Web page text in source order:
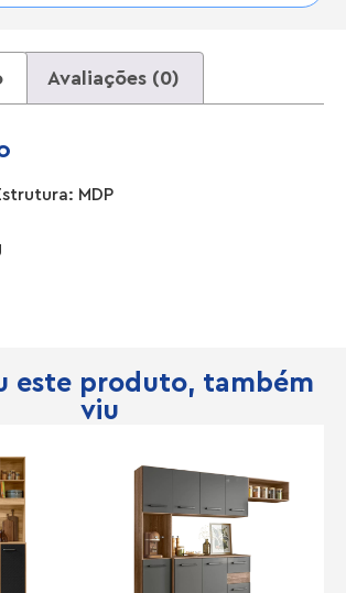
Avaliações (0)
MDP
este produto, também
viu